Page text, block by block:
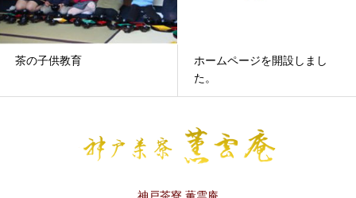
茶の子供教育
ホームページを開設しまし
た。